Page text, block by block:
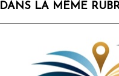
DANS LA MÊME